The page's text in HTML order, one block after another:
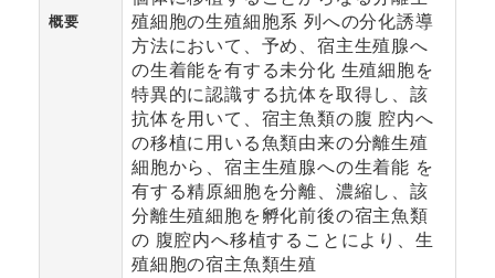
概要
殖細胞の生殖細胞系 列への分化誘導
方法において、予め、宿主生殖腺へ
の生着能を有する未分化 生殖細胞を
特異的に認識する抗体を取得し、該
抗体を用いて、宿主魚類の腹 腔内へ
の移植に用いる魚類由来の分離生殖
細胞から、宿主生殖腺への生着能 を
有する精原細胞を分離、濃縮し、該
分離生殖細胞を孵化前後の宿主魚類
の 腹腔内へ移植することにより、生
殖細胞の宿主魚類生殖